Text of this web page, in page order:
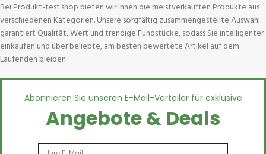
Bei Produkt-test.shop bieten wir Ihnen die meistverkauften Produkte aus
verschiedenen Kategorien. Unsere sorgfältig zusammengestellte Auswahl
garantiert Qualität, Wert und trendige Fundstücke, sodass Sie intelligenter
einkaufen und über beliebte, am besten bewertete Artikel auf dem
Laufenden bleiben.
Abonnieren Sie unseren E-Mail-Verteiler für exklusive
Angebote & Deals